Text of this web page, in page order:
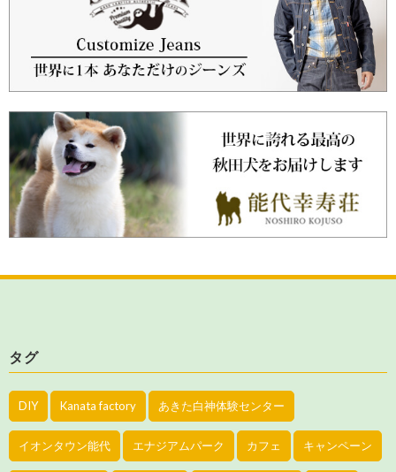
タグ
DIY Kanata factory あきた白神体験センター
イオンタウン能代 エナジアムパーク カフェ キャンペーン